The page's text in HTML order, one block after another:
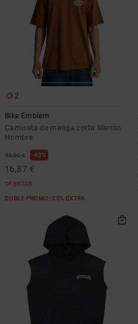
2
Bike Emblem
Camiseta de manga corta Marrón
Hombre
45,00 € 63%
16,87 €
OFERTAS
DOBLE PROMO -25% EXTRA